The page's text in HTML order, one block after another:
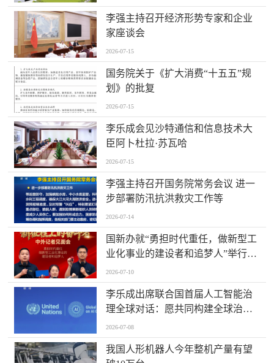
李强主持召开经济形势专家和企业
家座谈会
2026-07-15
国务院关于《扩大消费“十五五”规
划》的批复
2026-07-15
李乐成会见沙特通信和信息技术大
臣阿卜杜拉·苏瓦哈
2026-07-15
李强主持召开国务院常务会议 进一
步部署防汛抗洪救灾工作等
2026-07-14
国新办就“勇担时代重任，做新型工
业化事业的建设者和追梦人”举行中
外记者见面会
2026-07-10
李乐成出席联合国首届人工智能治
理全球对话：愿共同构建全球治理
体系
2026-07-08
我国人形机器人今年整机产量有望